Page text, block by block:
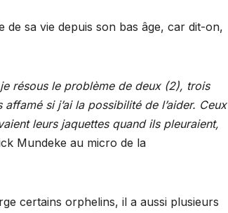
de sa vie depuis son bas âge, car dit-on,
résous le problème de deux (2), trois
si j’ai la possibilité de l’aider. Ceux
leurs jaquettes quand ils pleuraient,
Mundeke au micro de la
certains orphelins, il a aussi plusieurs